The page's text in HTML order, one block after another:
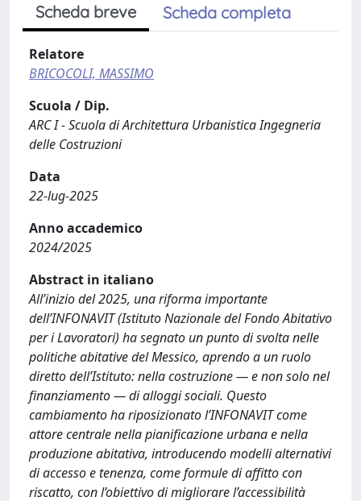
Scheda breve Scheda completa
Relatore
BRICOCOLI, MASSIMO
Scuola / Dip.
ARC I - Scuola di Architettura Urbanistica Ingegneria
delle Costruzioni
Data
22-lug-2025
Anno accademico
2024/2025
Abstract in italiano
All’inizio del 2025, una riforma importante
dell’INFONAVIT (Istituto Nazionale del Fondo Abitativo
per i Lavoratori) ha segnato un punto di svolta nelle
politiche abitative del Messico, aprendo a un ruolo
diretto dell’Istituto: nella costruzione — e non solo nel
finanziamento — di alloggi sociali. Questo
cambiamento ha riposizionato l’INFONAVIT come
attore centrale nella pianificazione urbana e nella
produzione abitativa, introducendo modelli alternativi
di accesso e tenenza, come formule di affitto con
riscatto, con l’obiettivo di migliorare l’accessibilità